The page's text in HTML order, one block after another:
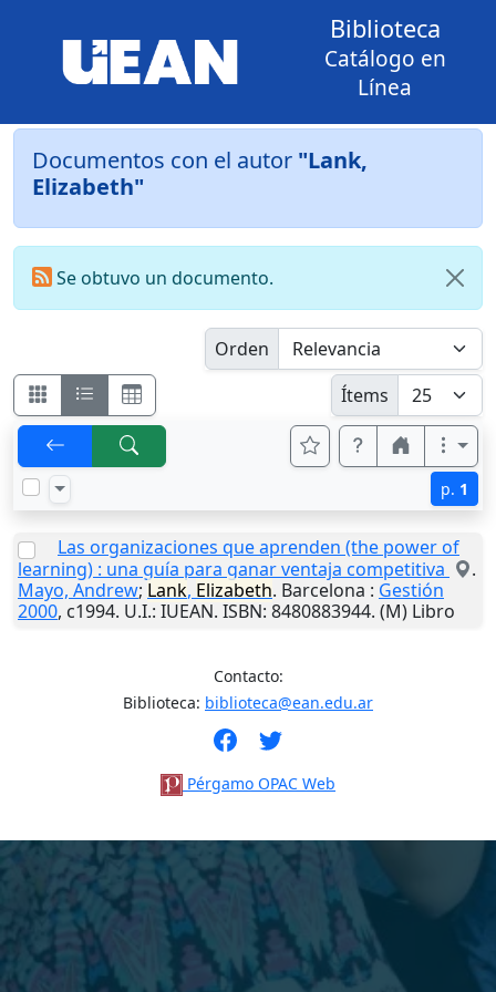
Biblioteca
Catálogo en
Línea
Documentos con el autor "Lank,
Elizabeth"
Se obtuvo un documento.
Orden
Ítems
p. 1
Las organizaciones que aprenden (the power of
learning) : una guía para ganar ventaja competitiva
.
Mayo, Andrew; Lank, Elizabeth. Barcelona : Gestión
2000, c1994. U.I.: IUEAN. ISBN: 8480883944. (M) Libro
Contacto:
Biblioteca: biblioteca@ean.edu.ar
Pérgamo OPAC Web